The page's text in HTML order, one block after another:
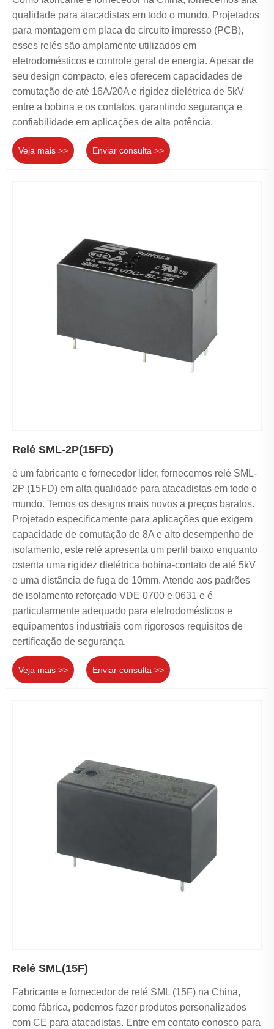
qualidade para atacadistas em todo o mundo. Projetados
para montagem em placa de circuito impresso (PCB),
esses relés são amplamente utilizados em
eletrodomésticos e controle geral de energia. Apesar de
seu design compacto, eles oferecem capacidades de
comutação de até 16A/20A e rigidez dielétrica de 5kV
entre a bobina e os contatos, garantindo segurança e
confiabilidade em aplicações de alta potência.
Veja mais >> Enviar consulta >>
Relé SML-2P(15FD)
é um fabricante e fornecedor líder, fornecemos relé SML-
2P (15FD) em alta qualidade para atacadistas em todo o
mundo. Temos os designs mais novos a preços baratos.
Projetado especificamente para aplicações que exigem
capacidade de comutação de 8A e alto desempenho de
isolamento, este relé apresenta um perfil baixo enquanto
ostenta uma rigidez dielétrica bobina-contato de até 5kV
e uma distância de fuga de 10mm. Atende aos padrões
de isolamento reforçado VDE 0700 e 0631 e é
particularmente adequado para eletrodomésticos e
equipamentos industriais com rigorosos requisitos de
certificação de segurança.
Veja mais >> Enviar consulta >>
Relé SML(15F)
Fabricante e fornecedor de relé SML (15F) na China,
como fábrica, podemos fazer produtos personalizados
com CE para atacadistas. Entre em contato conosco para